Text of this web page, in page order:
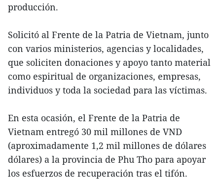
producción.
Solicitó al Frente de la Patria de Vietnam, junto
con varios ministerios, agencias y localidades,
que soliciten donaciones y apoyo tanto material
como espiritual de organizaciones, empresas,
individuos y toda la sociedad para las víctimas.
En esta ocasión, el Frente de la Patria de
Vietnam entregó 30 mil millones de VND
(aproximadamente 1,2 mil millones de dólares
dólares) a la provincia de Phu Tho para apoyar
los esfuerzos de recuperación tras el tifón.